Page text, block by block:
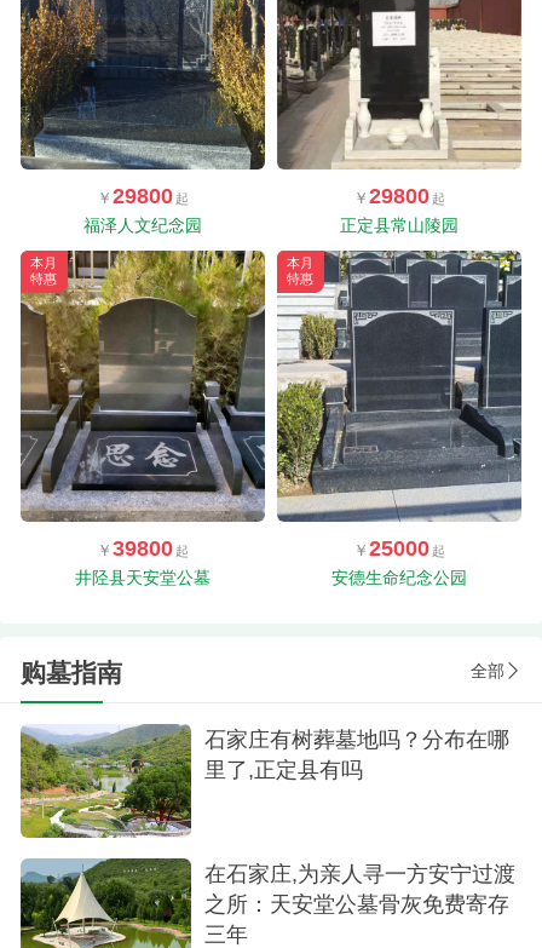
29800
福泽人文纪念园
29800
正定县常山陵园
本月
特惠
39800
井陉县天安堂公墓
本月
特惠
25000
安德生命纪念公园
购墓指南 全部
石家庄有树葬墓地吗？分布在哪
里了,正定县有吗
在石家庄,为亲人寻一方安宁过渡
之所：天安堂公墓骨灰免费寄存
三年